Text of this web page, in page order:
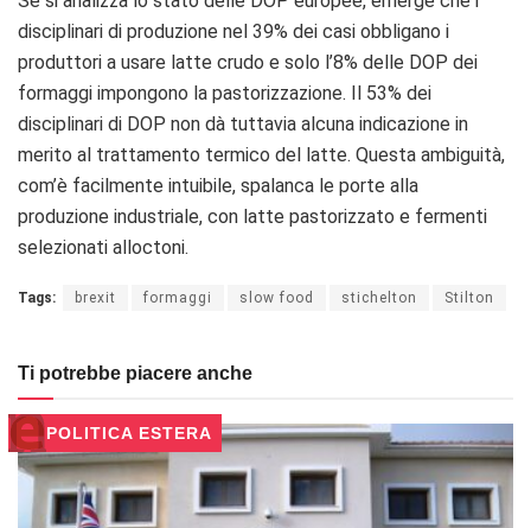
disciplinari di produzione nel 39% dei casi obbligano i
produttori a usare latte crudo e solo l’8% delle DOP dei
formaggi impongono la pastorizzazione. Il 53% dei
disciplinari di DOP non dà tuttavia alcuna indicazione in
merito al trattamento termico del latte. Questa ambiguità,
com’è facilmente intuibile, spalanca le porte alla
produzione industriale, con latte pastorizzato e fermenti
selezionati alloctoni.
Tags: brexit formaggi slow food stichelton Stilton
Ti potrebbe piacere anche
POLITICA ESTERA